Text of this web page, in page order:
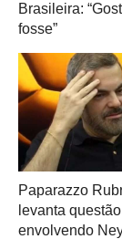
Brasileira:
fosse”
Paparazzo
levanta
envolvendo